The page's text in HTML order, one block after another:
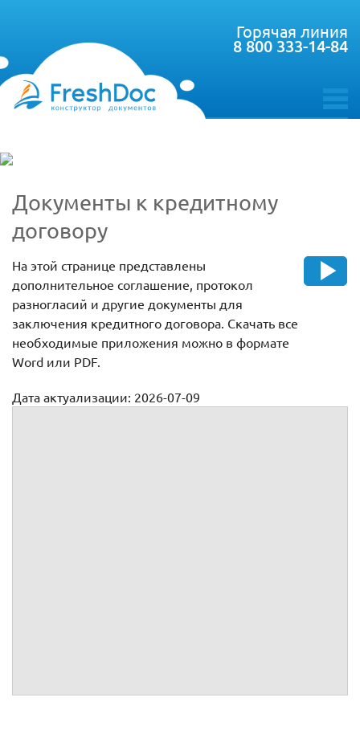
toggle
Горячая линия
8 800 333-14-84
Документы к кредитному
договору
На этой странице представлены
дополнительное соглашение, протокол
разногласий и другие документы для
заключения кредитного договора. Скачать все
необходимые приложения можно в формате
Word или PDF.
Дата актуализации: 2026-07-09